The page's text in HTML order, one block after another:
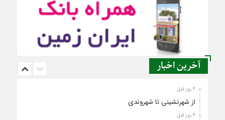
آخرین اخبار
4 روز قبل
از شهرنشینی تا شهروندی
4 روز قبل